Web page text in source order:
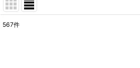
567件